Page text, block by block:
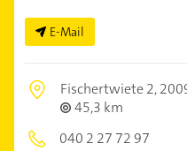
E-Mail
Fischertwiete 2,
45,3 km
040 2 27 72 97